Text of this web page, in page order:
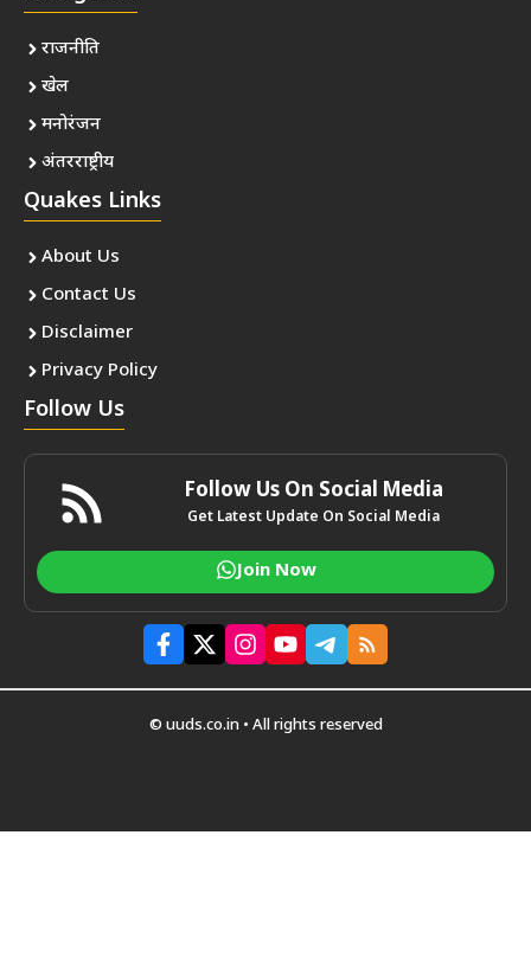
राजनीति
खेल
मनोरंजन
अंतरराष्ट्रीय
Quakes Links
About Us
Contact Us
Disclaimer
Privacy Policy
Follow Us
Follow Us On Social Media
Get Latest Update On Social Media
Join Now
© uuds.co.in • All rights reserved